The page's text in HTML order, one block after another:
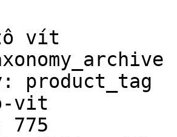
vít
product_tag
vit
775